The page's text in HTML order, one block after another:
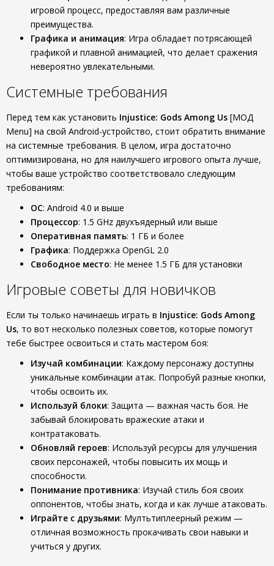
игровой процесс, предоставляя вам различные
преимущества.
Графика и анимация: Игра обладает потрясающей
графикой и плавной анимацией, что делает сражения
невероятно увлекательными.
Системные требования
Перед тем как установить Injustice: Gods Among Us [МОД
Menu] на свой Android-устройство, стоит обратить внимание
на системные требования. В целом, игра достаточно
оптимизирована, но для наилучшего игрового опыта лучше,
чтобы ваше устройство соответствовало следующим
требованиям:
ОС: Android 4.0 и выше
Процессор: 1.5 GHz двухъядерный или выше
Оперативная память: 1 ГБ и более
Графика: Поддержка OpenGL 2.0
Свободное место: Не менее 1.5 ГБ для установки
Игровые советы для новичков
Если ты только начинаешь играть в Injustice: Gods Among
Us, то вот несколько полезных советов, которые помогут
тебе быстрее освоиться и стать мастером боя:
Изучай комбинации: Каждому персонажу доступны
уникальные комбинации атак. Попробуй разные кнопки,
чтобы освоить их.
Используй блоки: Защита — важная часть боя. Не
забывай блокировать вражеские атаки и
контратаковать.
Обновляй героев: Используй ресурсы для улучшения
своих персонажей, чтобы повысить их мощь и
способности.
Понимание противника: Изучай стиль боя своих
оппонентов, чтобы знать, когда и как лучше атаковать.
Играйте с друзьями: Мултьтиплеерный режим —
отличная возможность прокачивать свои навыки и
учиться у других.